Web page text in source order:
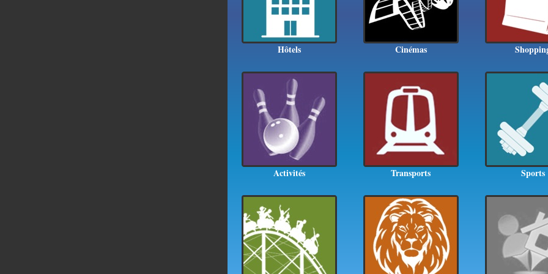
Hôtels Cinémas
Activités Transports Sports